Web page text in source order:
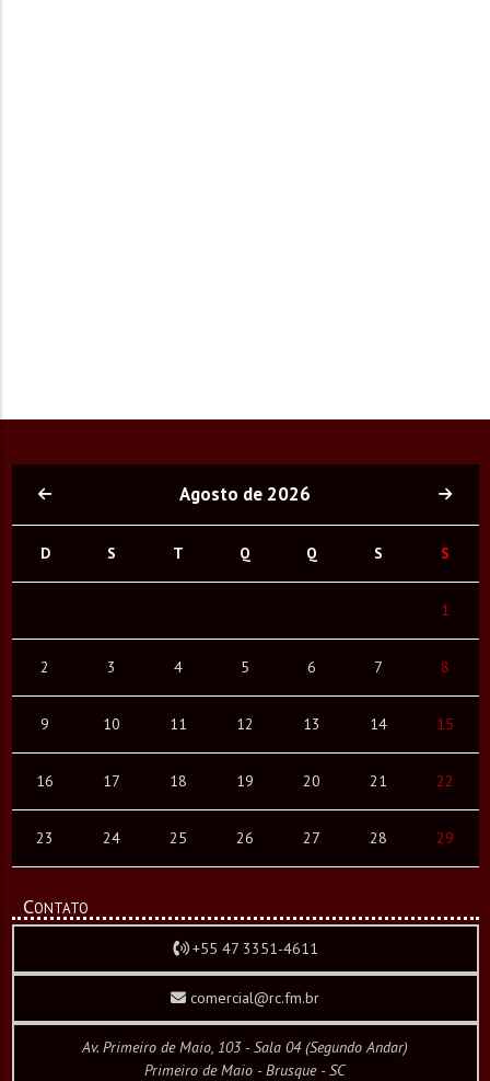
Agosto de 2026
D S T Q Q S S
1
2 3 4 5 6 7 8
9 10 11 12 13 14 15
16 17 18 19 20 21 22
23 24 25 26 27 28 29
Contato
+55 47 3351-4611
comercial@rc.fm.br
Av. Primeiro de Maio, 103 - Sala 04 (Segundo Andar)
Primeiro de Maio - Brusque - SC